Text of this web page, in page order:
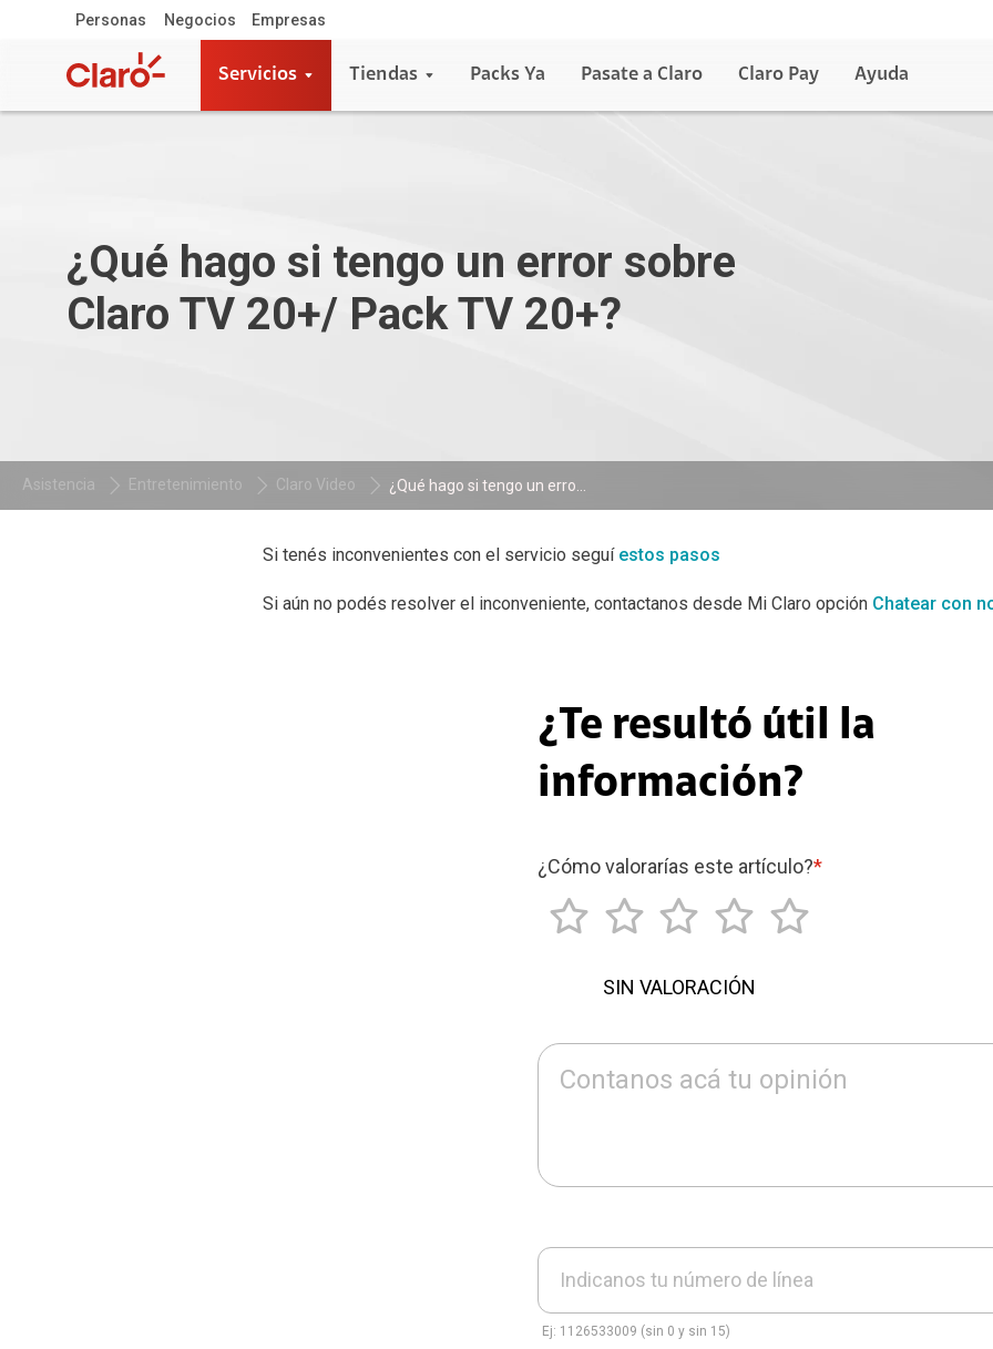
Personas Negocios Empresas
Servicios Tiendas Packs Ya Pasate a Claro Claro Pay Ayuda
¿Qué hago si tengo un error sobre
Claro TV 20+/ Pack TV 20+?
Asistencia Entretenimiento Claro Video ¿Qué hago si tengo un erro...
Si tenés inconvenientes con el servicio seguí estos pasos
Si aún no podés resolver el inconveniente, contactanos desde Mi Claro opción Chatear con
¿Te resultó útil la
información?
¿Cómo valorarías este artículo?*
SIN VALORACIÓN
Contanos acá tu opinión
Indicanos tu número de línea
Ej: 1126533009 (sin 0 y sin 15)